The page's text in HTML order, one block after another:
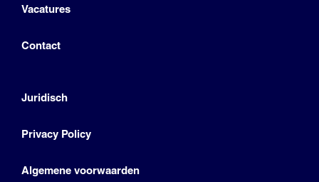
Vacatures
Contact
Juridisch
Privacy Policy
Algemene voorwaarden